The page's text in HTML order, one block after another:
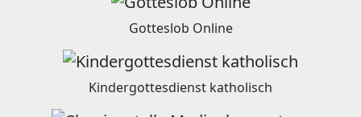
Gotteslob Online
Kindergottesdienst katholisch